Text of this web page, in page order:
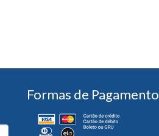
Formas de Pagamento